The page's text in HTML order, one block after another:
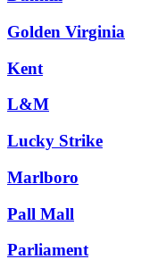
Golden Virginia
Kent
L&M
Lucky Strike
Marlboro
Pall Mall
Parliament